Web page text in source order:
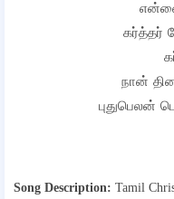
கர்த்தர்
நான்
புதுபெலன்
Song Description: Tamil